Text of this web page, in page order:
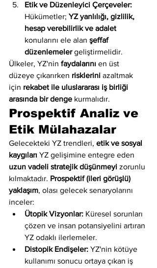
Etik ve Düzenleyici Çerçeveler:
Hükümetler; YZ yanlılığı, gizlilik,
hesap verebilirlik ve adalet
konularını ele alan şeffaf
düzenlemeler geliştirmelidir.
Ülkeler, YZ'nin faydalarını en üst
düzeye çıkarırken risklerini azaltmak
için rekabet ile uluslararası iş birliği
arasında bir denge kurmalıdır.
Prospektif Analiz ve
Etik Mülahazalar
Gelecekteki YZ trendleri, etik ve sosyal
kaygıları YZ gelişimine entegre eden
uzun vadeli stratejik düşünmeyi zorunlu
kılmaktadır. Prospektif (ileri görüşlü)
yaklaşım, olası gelecek senaryolarını
inceler:
Ütopik Vizyonlar: Küresel sorunları
çözen ve insan potansiyelini artıran
YZ odaklı ilerlemeler.
Distopik Endişeler: YZ'nin kötüye
kullanımı sonucu ortaya çıkan iş